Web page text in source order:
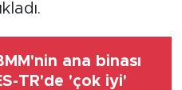
ana binası
TR'de 'çok iyi'